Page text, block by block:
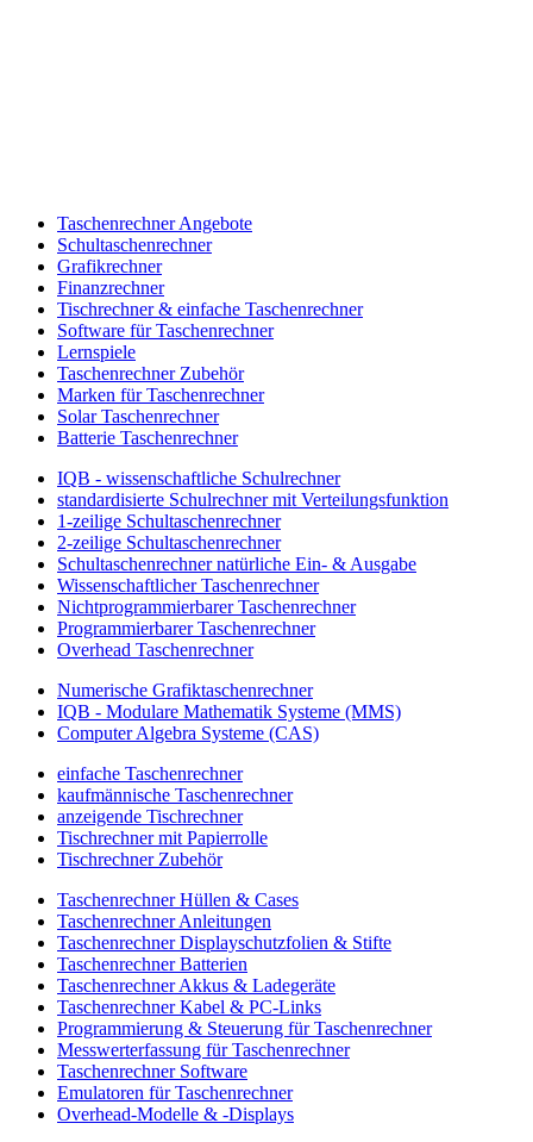
Taschenrechner Angebote
Schultaschenrechner
Grafikrechner
Finanzrechner
Tischrechner & einfache Taschenrechner
Software für Taschenrechner
Lernspiele
Taschenrechner Zubehör
Marken für Taschenrechner
Solar Taschenrechner
Batterie Taschenrechner
IQB - wissenschaftliche Schulrechner
standardisierte Schulrechner mit Verteilungsfunktion
1-zeilige Schultaschenrechner
2-zeilige Schultaschenrechner
Schultaschenrechner natürliche Ein- & Ausgabe
Wissenschaftlicher Taschenrechner
Nichtprogrammierbarer Taschenrechner
Programmierbarer Taschenrechner
Overhead Taschenrechner
Numerische Grafiktaschenrechner
IQB - Modulare Mathematik Systeme (MMS)
Computer Algebra Systeme (CAS)
einfache Taschenrechner
kaufmännische Taschenrechner
anzeigende Tischrechner
Tischrechner mit Papierrolle
Tischrechner Zubehör
Taschenrechner Hüllen & Cases
Taschenrechner Anleitungen
Taschenrechner Displayschutzfolien & Stifte
Taschenrechner Batterien
Taschenrechner Akkus & Ladegeräte
Taschenrechner Kabel & PC-Links
Programmierung & Steuerung für Taschenrechner
Messwerterfassung für Taschenrechner
Taschenrechner Software
Emulatoren für Taschenrechner
Overhead-Modelle & -Displays